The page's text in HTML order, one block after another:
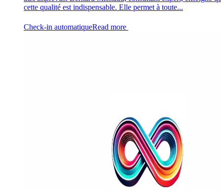
cette qualité est indispensable. Elle permet à toute...
Check-in automatiqueRead more